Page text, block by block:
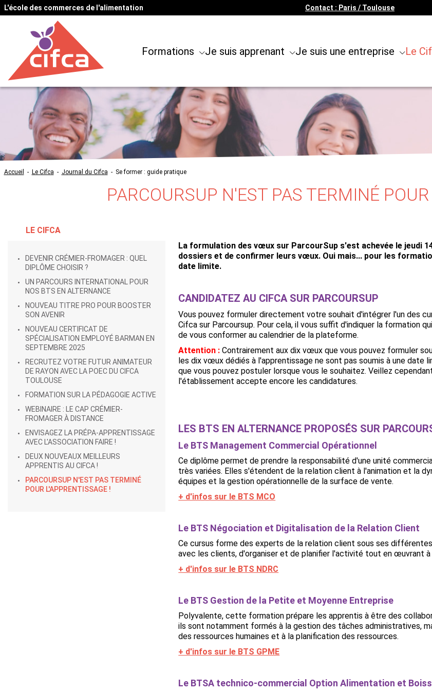
L'école des commerces de l'alimentation Contact : Paris / Toulouse
Formations Je suis apprenant Je suis une entreprise Le
Accueil - Le Cifca - Journal du Cifca - Se former : guide pratique
PARCOURSUP N'EST PAS TERMINÉ
LE CIFCA
DEVENIR CRÉMIER-FROMAGER : QUEL
DIPLÔME CHOISIR ?
UN PARCOURS INTERNATIONAL POUR
NOS BTS EN ALTERNANCE
NOUVEAU TITRE PRO POUR BOOSTER
SON AVENIR
NOUVEAU CERTIFICAT DE
SPÉCIALISATION EMPLOYÉ BARMAN EN
SEPTEMBRE 2025
RECRUTEZ VOTRE FUTUR ANIMATEUR
DE RAYON AVEC LA POEC DU CIFCA
TOULOUSE
FORMATION SUR LA PÉDAGOGIE ACTIVE
WEBINAIRE : LE CAP CRÉMIER-
FROMAGER À DISTANCE
ENVISAGEZ LA PRÉPA-APPRENTISSAGE
AVEC L'ASSOCIATION FAIRE !
DEUX NOUVEAUX MEILLEURS
APPRENTIS AU CIFCA !
PARCOURSUP N'EST PAS TERMINÉ
POUR L'APPRENTISSAGE !
La formulation des vœux sur ParcourSup s'est achevée le jeudi
dossiers et de confirmer leurs vœux. Oui mais... pour les
date limite.
CANDIDATEZ AU CIFCA SUR PARCOURSUP
Vous pouvez formuler directement votre souhait d'intégrer l'un des
Cifca sur Parcoursup. Pour cela, il vous suffit d'indiquer la formation
de vous conformer au calendrier de la plateforme.
Attention :Contrairement aux dix vœux que vous pouvez formuler
les dix vœux dédiés à l'apprentissage ne sont pas soumis à une date
que vous pouvez postuler lorsque vous le souhaitez. Veillez
l'établissement accepte encore les candidatures.
LES BTS EN ALTERNANCE PROPOSÉS SUR
Le BTS Management Commercial Opérationnel
Ce diplôme permet de prendre la responsabilité d'une unité
très variées. Elles s'étendent de la relation client à l'animation et la
équipes et la gestion opérationnelle de la surface de vente.
+ d'infos sur le BTS MCO
Le BTS Négociation et Digitalisation de la Relation Client
Ce cursus forme des experts de la relation client sous ses
avec les clients, d'organiser et de planifier l'activité tout en œuvrant
+ d'infos sur le BTS NDRC
Le BTS Gestion de la Petite et Moyenne Entreprise
Polyvalente, cette formation prépare les apprentis à être des
ils sont notamment formés à la gestion des tâches administratives,
des ressources humaines et à la planification des ressources.
+ d'infos sur le BTS GPME
Le BTSA technico-commercial Option Alimentation et